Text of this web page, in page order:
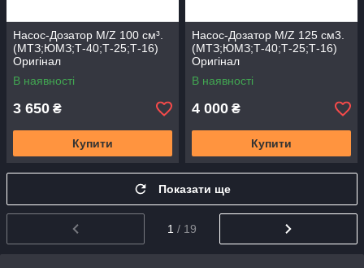
Насос-Дозатор M/Z 100 см³.
(МТЗ;ЮМЗ;Т-40;Т-25;Т-16)
Оригінал
В наявності
3 650 ₴
Купити
Насос-Дозатор M/Z 125 см3.
(МТЗ;ЮМЗ;Т-40;Т-25;Т-16)
Оригінал
В наявності
4 000 ₴
Купити
Показати ще
1 / 19